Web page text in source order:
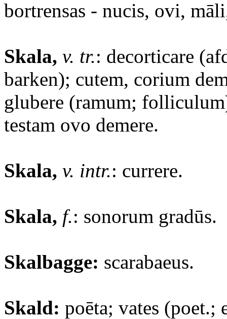
bortrensas - nucis, ovi,
Skala, v. tr.: decorticare
barken); cutem, corium
glubere (ramum;
testam ovo demere.
Skala, v. intr.: currere.
Skala, f.: sonorum gradūs.
Skalbagge: scarabaeus.
Skald: poēta; vates (poet.;